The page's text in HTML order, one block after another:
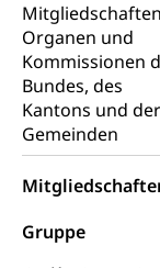
Organen und
Kommissionen
Bundes, des
Kantons und der
Gemeinden
Gruppe
AHV-
Behinderung
geistige
Kultur und